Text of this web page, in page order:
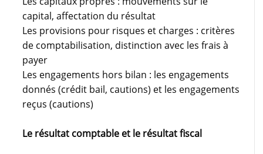
capital, affectation du résultat
Les provisions pour risques et charges : critères
de comptabilisation, distinction avec les frais à
payer
Les engagements hors bilan : les engagements
donnés (crédit bail, cautions) et les engagements
reçus (cautions)
Le résultat comptable et le résultat fiscal